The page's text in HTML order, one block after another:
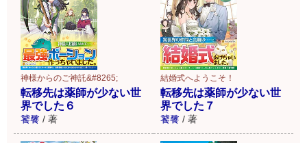
神様からのご神託&#8265;
転移先は薬師が少ない世
界でした６
饕餮 / 著
結婚式へようこそ！
転移先は薬師が少ない世
界でした７
饕餮 / 著